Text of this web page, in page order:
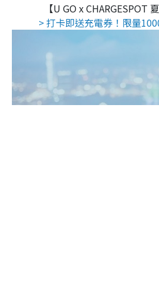
【U GO x CHARGESPOT
> 打卡即送充電券！限量